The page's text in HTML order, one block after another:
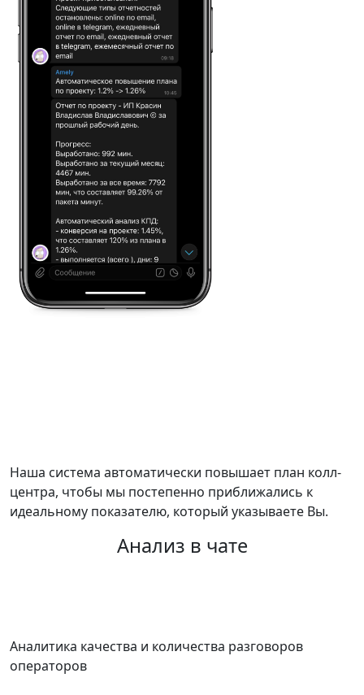
Наша система автоматически повышает план колл-
центра, чтобы мы постепенно приближались к
идеальному показателю, который указываете Вы.
Анализ в чате
Аналитика качества и количества разговоров
операторов